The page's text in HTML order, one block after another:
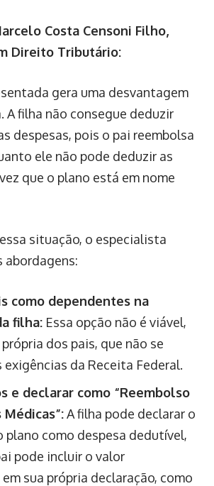
Costa Censoni Filho,
Direito Tributário:
gera uma desvantagem
A filha não consegue deduzir
despesas, pois o pai reembolsa
ele não pode deduzir as
que o plano está em nome
situação, o especialista
abordagens:
como dependentes na
filha: Essa opção não é viável,
dos pais, que não se
exigências da Receita Federal.
e declarar como “Reembolso
Médicas”:A filha pode declarar o
como despesa dedutível,
pode incluir o valor
sua própria declaração, como